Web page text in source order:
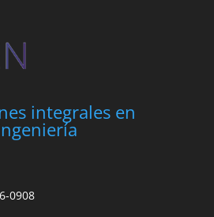
integrales en
0908